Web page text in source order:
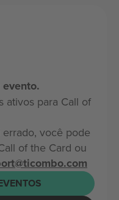
ativos para Call of
você pode
of the Card ou